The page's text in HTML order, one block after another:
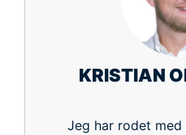
KRISTIAN
Jeg har rodet med